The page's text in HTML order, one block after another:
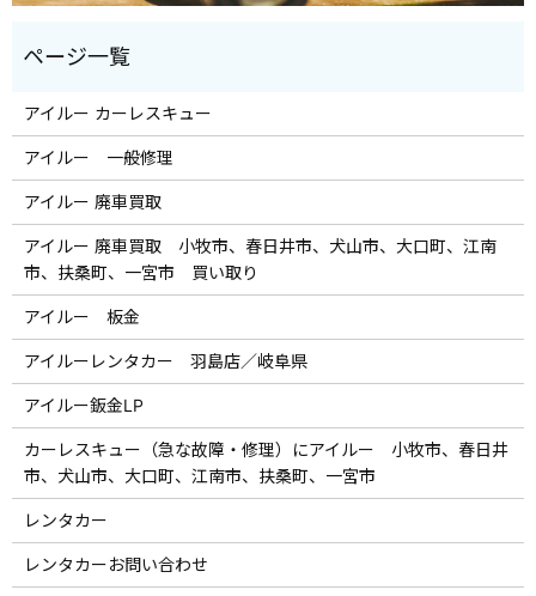
アイルー カーレスキュー
アイルー 一般修理
アイルー 廃車買取
アイルー 廃車買取 小牧市、春日井市、犬山市、大口町、江南
市、扶桑町、一宮市 買い取り
アイルー 板金
アイルーレンタカー 羽島店／岐阜県
アイルー鈑金LP
カーレスキュー（急な故障・修理）にアイルー 小牧市、春日井
市、犬山市、大口町、江南市、扶桑町、一宮市
レンタカー
レンタカーお問い合わせ